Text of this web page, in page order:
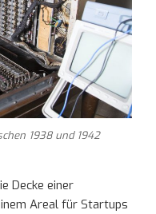
1938 und 1942
Decke einer
Areal für Startups